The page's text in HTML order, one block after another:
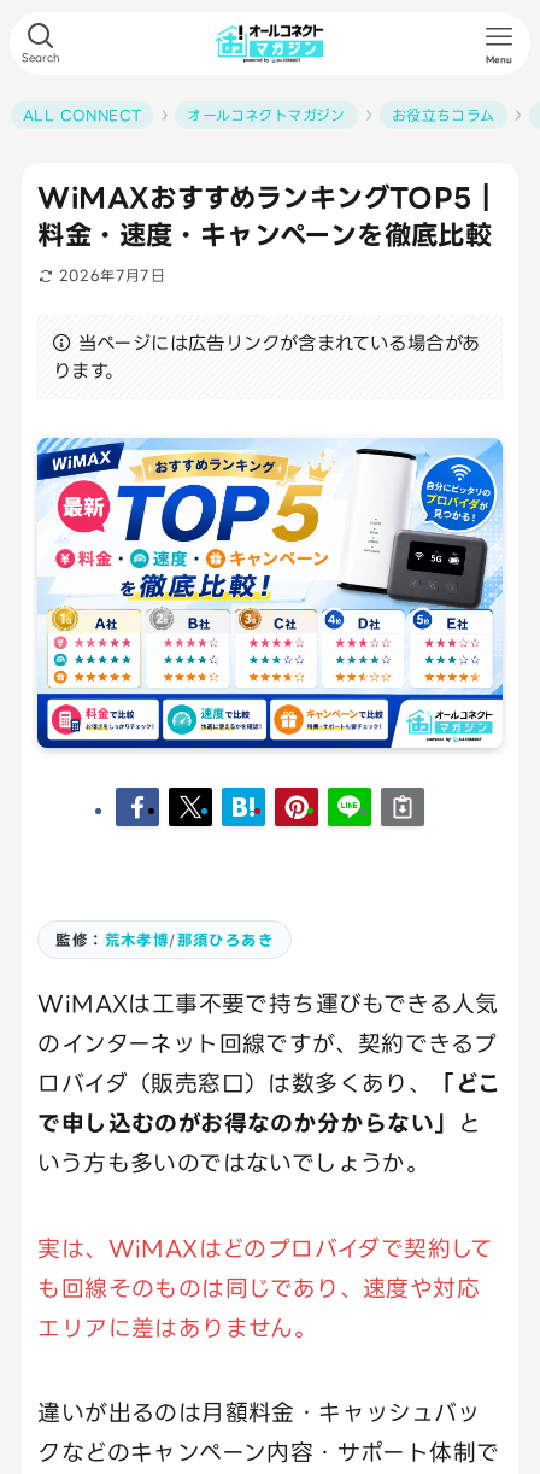
Search Menu
ALL CONNECT オールコネクトマガジン お役立ちコラム
WiMAXおすすめランキングTOP5｜
料金・速度・キャンペーンを徹底比較
2026年7月7日
当ページには広告リンクが含まれている場合があ
ります。
監修： 荒木孝博/那須ひろあき
WiMAXは工事不要で持ち運びもできる人気
のインターネット回線ですが、契約できるプ
ロバイダ（販売窓口）は数多くあり、
「どこ
で申し込むのがお得なのか分からない」
と
いう方も多いのではないでしょうか。
実は、WiMAXはどのプロバイダで契約して
も回線そのものは同じであり、速度や対応
エリアに差はありません。
違いが出るのは月額料金・キャッシュバッ
クなどのキャンペーン内容・サポート体制で